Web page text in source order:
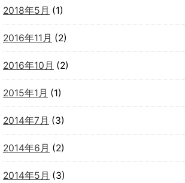
2018年5月 (1)
2016年11月 (2)
2016年10月 (2)
2015年1月 (1)
2014年7月 (3)
2014年6月 (2)
2014年5月 (3)